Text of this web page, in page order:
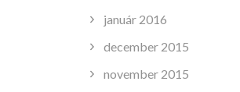
január 2016
december 2015
november 2015